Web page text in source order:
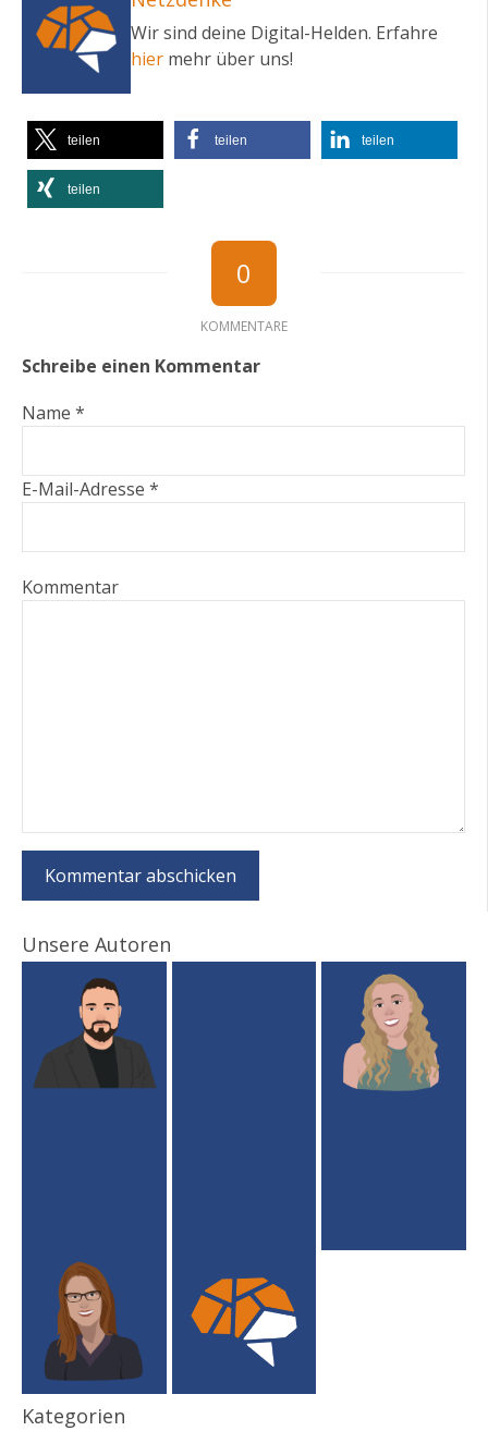
Wir sind deine Digital-Helden. Erfahre
hier mehr über uns!
teilen teilen teilen
teilen
0
KOMMENTARE
Schreibe einen Kommentar
Name *
E-Mail-Adresse *
Kommentar
Unsere Autoren
Kategorien